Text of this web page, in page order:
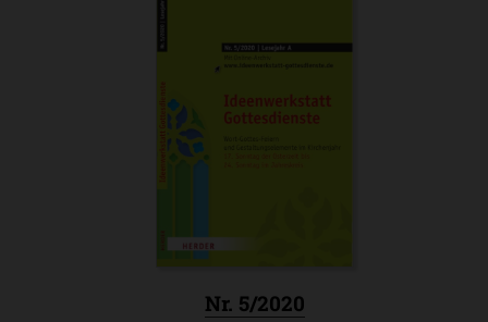
Nr. 5/2020